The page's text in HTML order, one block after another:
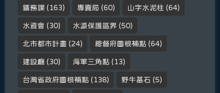
鑛務課 (163) 專賣局 (60) 山字水泥柱 (64)
水資會 (30) 水源保護區界 (50)
北市都市計畫 (24) 總督府圖根補點 (64)
建設廳 (30) 海軍三角點 (13)
台灣省政府圖根補點 (138) 野牛基石 (5)